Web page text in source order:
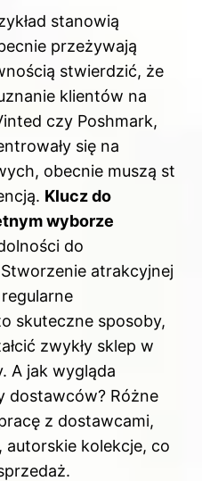
stanowią
przeżywają
stwierdzić, że
klientów na
czy Poshmark,
się na
obecnie muszą st
Klucz do
wyborze
do
atrakcyjnej
skuteczne sposoby,
zwykły sklep w
A jak wygląda
dostawców? Różne
z dostawcami,
kolekcje, co